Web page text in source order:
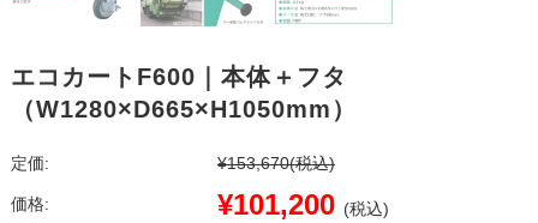
エコカートF600｜本体＋フタ
（W1280×D665×H1050mm）
定価: ¥153,670(税込)
価格: ¥101,200 (税込)